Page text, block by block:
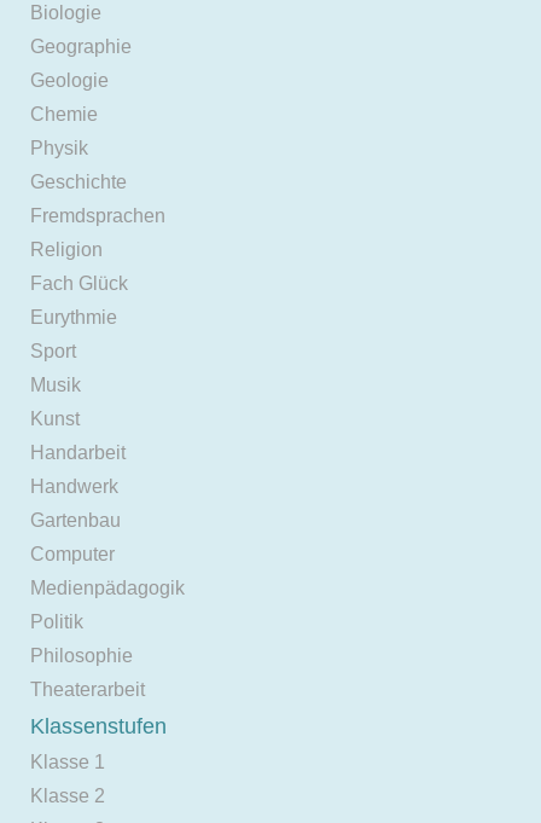
Biologie
Geographie
Geologie
Chemie
Physik
Geschichte
Fremdsprachen
Religion
Fach Glück
Eurythmie
Sport
Musik
Kunst
Handarbeit
Handwerk
Gartenbau
Computer
Medienpädagogik
Politik
Philosophie
Theaterarbeit
Klassenstufen
Klasse 1
Klasse 2